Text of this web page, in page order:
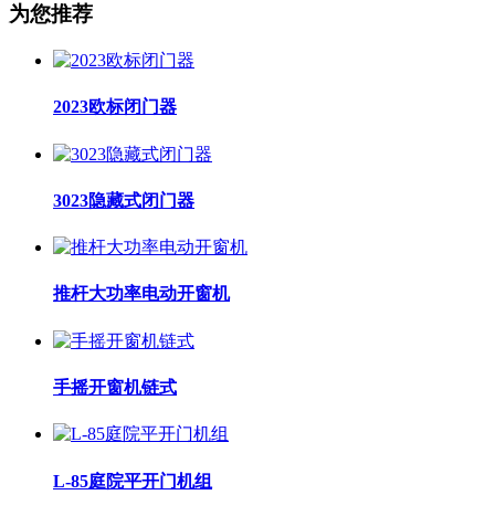
为您推荐
2023欧标闭门器
3023隐藏式闭门器
推杆大功率电动开窗机
手摇开窗机链式
L-85庭院平开门机组